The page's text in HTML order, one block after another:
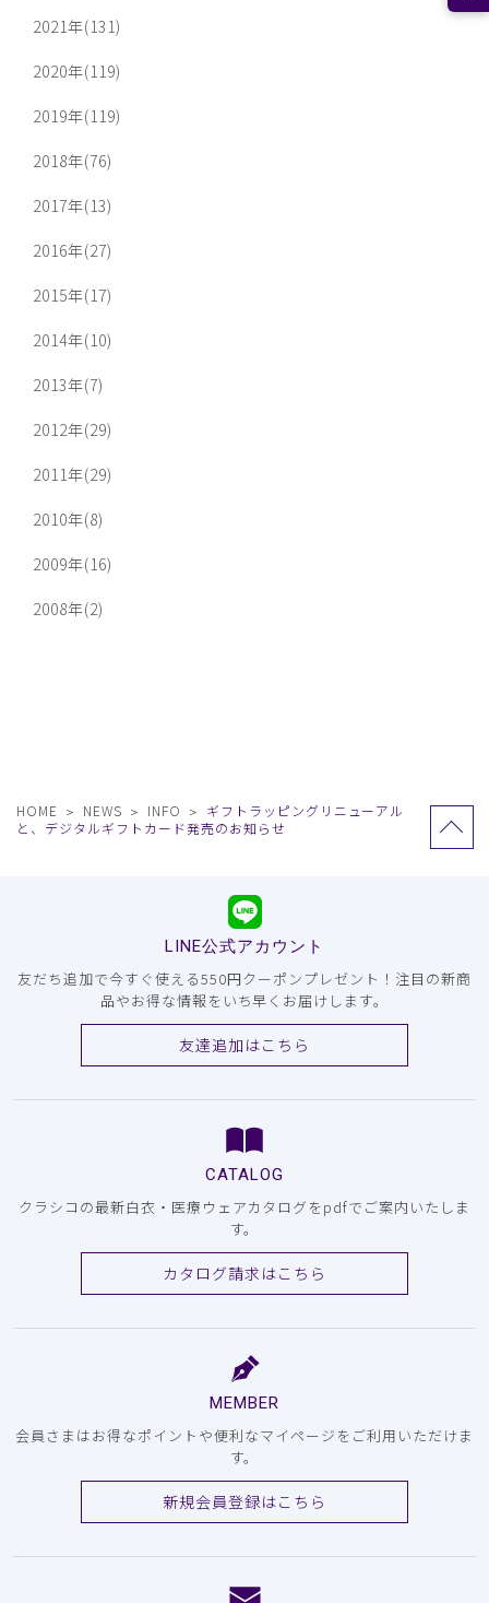
2021年(131)
2020年(119)
2019年(119)
2018年(76)
2017年(13)
2016年(27)
2015年(17)
2014年(10)
2013年(7)
2012年(29)
2011年(29)
2010年(8)
2009年(16)
2008年(2)
HOME NEWS INFO
ギフトラッピングリニューアル
と、デジタルギフトカード発売のお知らせ
LINE公式アカウント
友だち追加で今すぐ使える550円クーポンプレゼント！注目の新商
品やお得な情報をいち早くお届けします。
友達追加はこちら
CATALOG
クラシコの最新白衣・医療ウェアカタログをpdfでご案内いたしま
す。
カタログ請求はこちら
MEMBER
会員さまはお得なポイントや便利なマイページをご利用いただけま
す。
新規会員登録はこちら